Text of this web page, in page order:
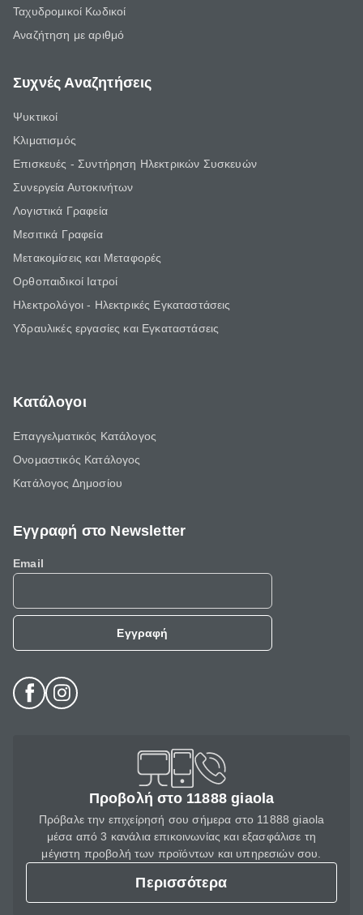
Ταχυδρομικοί Κωδικοί
Αναζήτηση με αριθμό
Συχνές Αναζητήσεις
Ψυκτικοί
Κλιματισμός
Επισκευές - Συντήρηση Ηλεκτρικών Συσκευών
Συνεργεία Αυτοκινήτων
Λογιστικά Γραφεία
Μεσιτικά Γραφεία
Μετακομίσεις και Μεταφορές
Ορθοπαιδικοί Ιατροί
Ηλεκτρολόγοι - Ηλεκτρικές Εγκαταστάσεις
Υδραυλικές εργασίες και Εγκαταστάσεις
Κατάλογοι
Επαγγελματικός Κατάλογος
Ονομαστικός Κατάλογος
Κατάλογος Δημοσίου
Εγγραφή στο Newsletter
Email
Εγγραφή
Προβολή στο 11888 giaola
Πρόβαλε την επιχείρησή σου σήμερα στο 11888 giaola
μέσα από 3 κανάλια επικοινωνίας και εξασφάλισε τη
μέγιστη προβολή των προϊόντων και υπηρεσιών σου.
Περισσότερα